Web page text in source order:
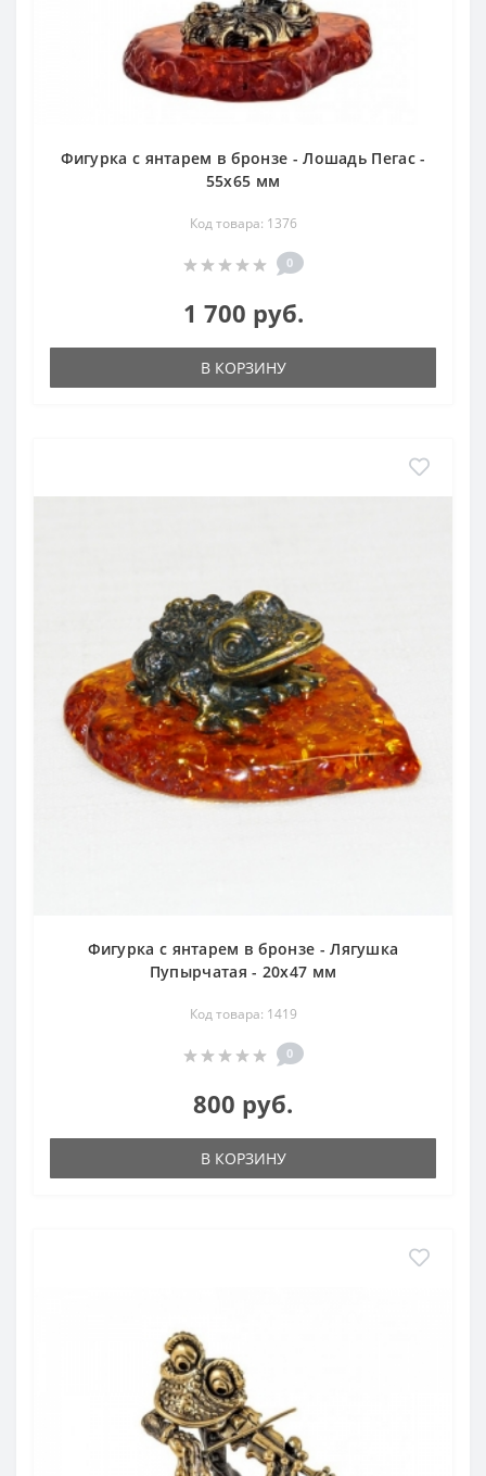
Фигурка с янтарем в бронзе - Лошадь Пегас -
55х65 мм
Код товара: 1376
0
1 700 руб.
В КОРЗИНУ
Фигурка с янтарем в бронзе - Лягушка
Пупырчатая - 20х47 мм
Код товара: 1419
0
800 руб.
В КОРЗИНУ